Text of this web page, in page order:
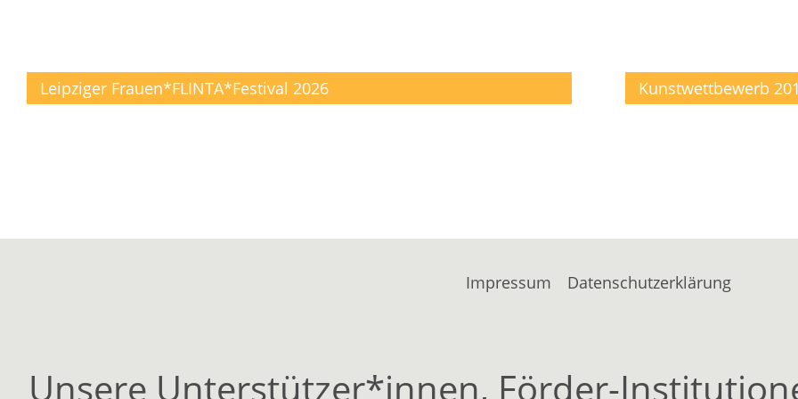
Leipziger Frauen*FLINTA*Festival 2026 Kunstwettbewerb
Impressum Datenschutzerklärung
Unsere Unterstützer*innen, Förder-